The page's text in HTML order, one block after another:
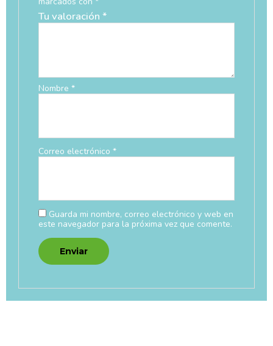
Tu valoración *
Nombre *
Correo electrónico *
Guarda mi nombre, correo electrónico y web en
este navegador para la próxima vez que comente.